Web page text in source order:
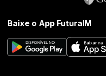
Baixe o App FuturaIM